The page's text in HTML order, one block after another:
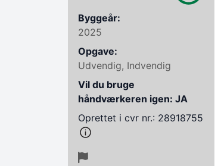
Byggeår:
2025
Opgave:
Udvendig, Indvendig
Vil du bruge
håndværkeren igen: JA
Oprettet i cvr nr.: 28918755